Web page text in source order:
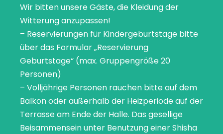
Wir bitten unsere Gäste, die Kleidung der
Witterung anzupassen!
– Reservierungen für Kindergeburtstage bitte
über das Formular „Reservierung
Geburtstage“ (max. Gruppengröße 20
Personen)
– Volljährige Personen rauchen bitte auf dem
Balkon oder außerhalb der Heizperiode auf der
Terrasse am Ende der Halle. Das gesellige
Beisammensein unter Benutzung einer Shisha